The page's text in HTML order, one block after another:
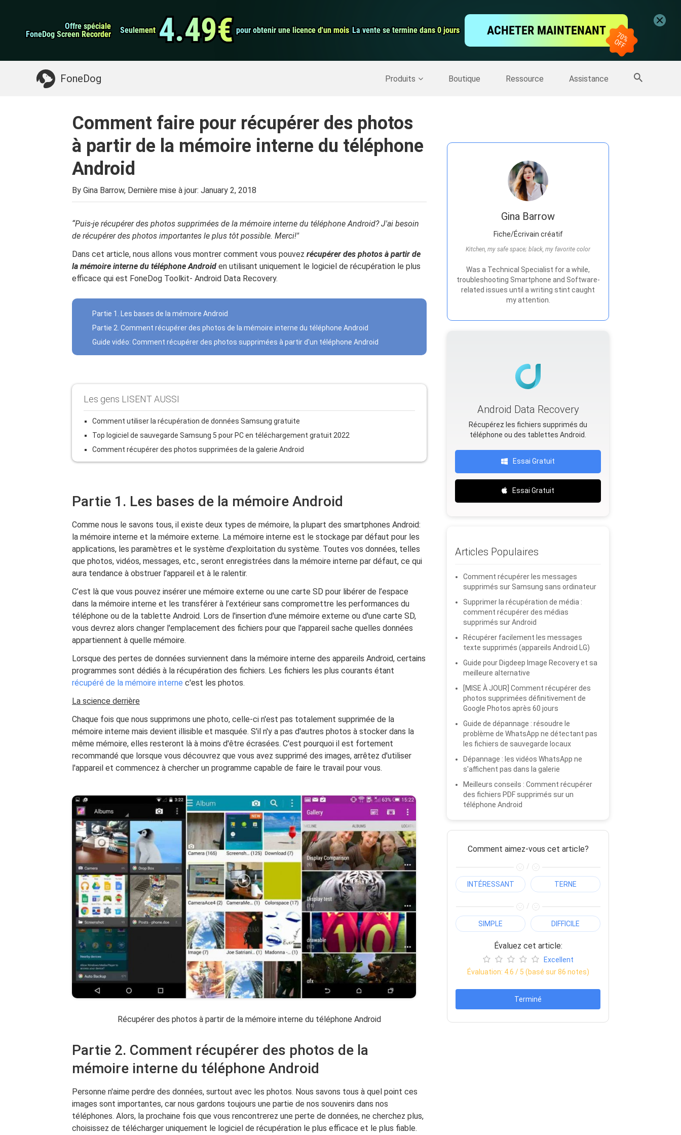
Offre spéciale
Offre spéciale
FoneDog Screen Recorder
FoneDog Screen Recorder Seulement
Seulement 4.49€
4.49€ pour obtenir une licence d'un mois
pour obtenir une licence d'un mois La vente se termine dans 0 jours
La vente se termine dans 0 jours ACHETER MAINTENANT
FoneDog Produits Boutique Ressource Assistance
Nettoyeur d'iPhone
données Android
Enregistreur d'écran
Quelque chose dont vous pourriez avoir besoin: Récupérer les données supprimées Sauvegarde IPhone>>Plus de produits
Comment faire pour récupérer des photos
à partir de la mémoire interne du téléphone
Android
By Gina Barrow, Dernière mise à jour: January 2, 2018
“Puis-je récupérer des photos supprimées de la mémoire interne du téléphone Android? J'ai besoin
de récupérer des photos importantes le plus tôt possible. Merci!"
Dans cet article, nous allons vous montrer comment vous pouvez récupérer des photos à partir de
la mémoire interne du téléphone Android en utilisant uniquement le logiciel de récupération le plus
efficace qui est FoneDog Toolkit- Android Data Recovery.
Partie 1. Les bases de la mémoire Android
Partie 2. Comment récupérer des photos de la mémoire interne du téléphone Android
Guide vidéo: Comment récupérer des photos supprimées à partir d'un téléphone Android
Les gens LISENT AUSSI
Comment utiliser la récupération de données Samsung gratuite
Top logiciel de sauvegarde Samsung 5 pour PC en téléchargement gratuit 2022
Comment récupérer des photos supprimées de la galerie Android
Partie 1. Les bases de la mémoire Android
Comme nous le savons tous, il existe deux types de mémoire, la plupart des smartphones Android:
la mémoire interne et la mémoire externe. La mémoire interne est le stockage par défaut pour les
applications, les paramètres et le système d'exploitation du système. Toutes vos données, telles
que photos, vidéos, messages, etc., seront enregistrées dans la mémoire interne par défaut, ce qui
aura tendance à obstruer l'appareil et à le ralentir.
C’est là que vous pouvez insérer une mémoire externe ou une carte SD pour libérer de l’espace
dans la mémoire interne et les transférer à l’extérieur sans compromettre les performances du
téléphone ou de la tablette Android. Lors de l'insertion d'une mémoire externe ou d'une carte SD,
vous devrez alors changer l'emplacement des fichiers pour que l'appareil sache quelles données
appartiennent à quelle mémoire.
Lorsque des pertes de données surviennent dans la mémoire interne des appareils Android, certains
programmes sont dédiés à la récupération des fichiers. Les fichiers les plus courants étant
récupéré de la mémoire interne c'est les photos.
La science derrière
Chaque fois que nous supprimons une photo, celle-ci n'est pas totalement supprimée de la
mémoire interne mais devient illisible et masquée. S'il n'y a pas d'autres photos à stocker dans la
même mémoire, elles resteront là à moins d'être écrasées. C'est pourquoi il est fortement
recommandé que lorsque vous découvrez que vous avez supprimé des images, arrêtez d'utiliser
l'appareil et commencez à chercher un programme capable de faire le travail pour vous.
Récupérer des photos à partir de la mémoire interne du téléphone Android
Partie 2. Comment récupérer des photos de la
mémoire interne du téléphone Android
Personne n'aime perdre des données, surtout avec les photos. Nous savons tous à quel point ces
images sont importantes, car nous gardons toujours une partie de nos souvenirs dans nos
téléphones. Alors, la prochaine fois que vous rencontrerez une perte de données, ne cherchez plus,
choisissez de télécharger uniquement le logiciel de récupération le plus efficace et le plus fiable.
Gina Barrow
Fiche/Écrivain créatif
Kitchen, my safe space; black, my favorite color
Was a Technical Specialist for a while,
troubleshooting Smartphone and Software-
related issues until a writing stint caught
my attention.
Android Data Recovery
Récupérez les fichiers supprimés du
téléphone ou des tablettes Android.
Essai Gratuit
Essai Gratuit
Articles Populaires
Comment récupérer les messages
supprimés sur Samsung sans ordinateur
Supprimer la récupération de média :
comment récupérer des médias
supprimés sur Android
Récupérer facilement les messages
texte supprimés (appareils Android LG)
Guide pour Digdeep Image Recovery et sa
meilleure alternative
[MISE À JOUR] Comment récupérer des
photos supprimées définitivement de
Google Photos après 60 jours
Guide de dépannage : résoudre le
problème de WhatsApp ne détectant pas
les fichiers de sauvegarde locaux
Dépannage : les vidéos WhatsApp ne
s'affichent pas dans la galerie
Meilleurs conseils : Comment récupérer
des fichiers PDF supprimés sur un
téléphone Android
Comment aimez-vous cet article?
/
INTÉRESSANT TERNE
/
SIMPLE DIFFICILE
Évaluez cet article:
Excellent
Évaluation: 4.6 / 5 (basé sur86 notes)
Terminé